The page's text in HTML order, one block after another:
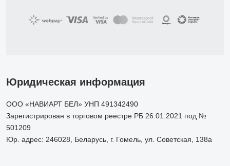
Юридическая информация
ООО «НАВИАРТ БЕЛ» УНП 491342490
Зарегистрирован в торговом реестре РБ 26.01.2021 под №
501209
Юр. адрес: 246028, Беларусь, г. Гомель, ул. Советская, 138а